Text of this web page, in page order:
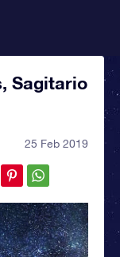
Sagitario
25 Feb 2019